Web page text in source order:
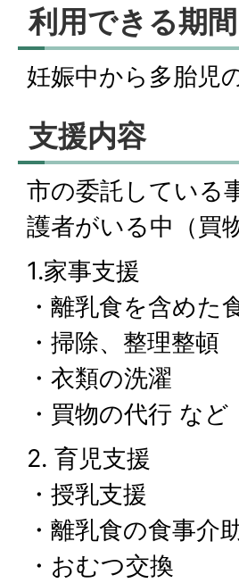
利用できる期間
妊娠中から多胎児
支援内容
市の委託している
護者がいる中（買
1.家事支援
・離乳食を含めた
・掃除、整理整頓
・衣類の洗濯
・買物の代行 など
2. 育児支援
・授乳支援
・離乳食の食事介
・おむつ交換